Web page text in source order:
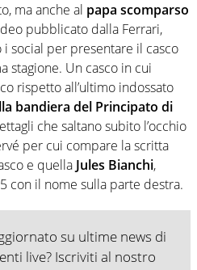
ma anche al papa scomparso
pubblicato dalla Ferrari,
i social per presentare il casco
stagione. Un casco in cui
rispetto all’ultimo indossato
bandiera del Principato di
che saltano subito l’occhio
per cui compare la scritta
e quella Jules Bianchi,
con il nome sulla parte destra.
su ultime news di
live? Iscriviti al nostro